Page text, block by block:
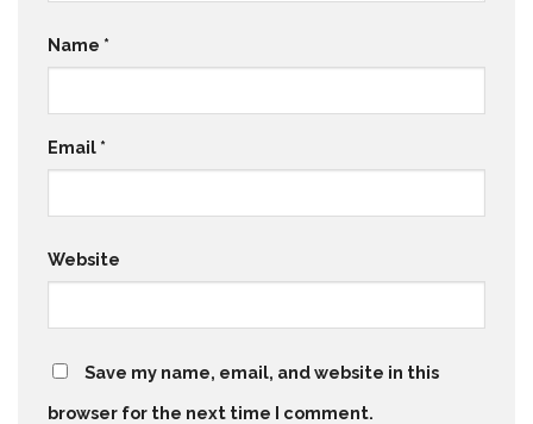
Name *
Email *
Website
Save my name, email, and website in this
browser for the next time I comment.